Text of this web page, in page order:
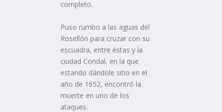
completo.
Puso rumbo a las aguas del
Rosellón para cruzar con su
escuadra, entre éstas y la
ciudad Condal, en la que
estando dándole sitio en el
año de 1652, encontró la
muerte en uno de los
ataques.